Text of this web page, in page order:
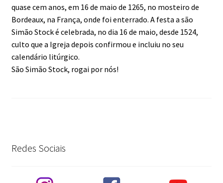
quase cem anos, em 16 de maio de 1265, no mosteiro de
Bordeaux, na França, onde foi enterrado. A festa a são
Simão Stock é celebrada, no dia 16 de maio, desde 1524,
culto que a Igreja depois confirmou e incluiu no seu
calendário litúrgico.
São Simão Stock, rogai por nós!
Redes Sociais